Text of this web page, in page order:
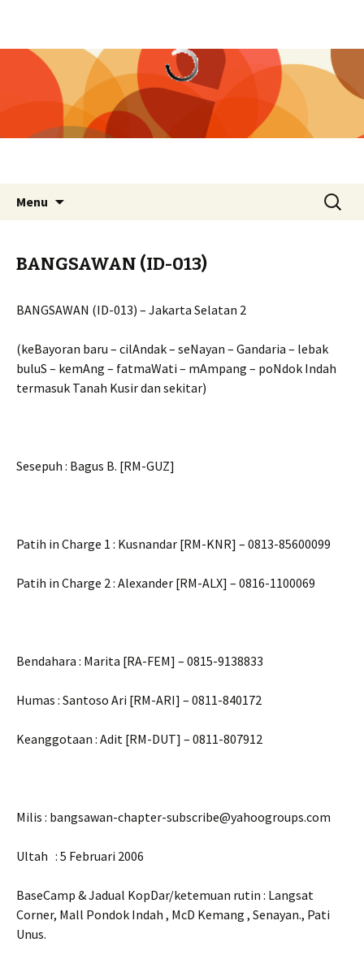
Menu
Search
for:
BANGSAWAN (ID-013)
BANGSAWAN (ID-013) – Jakarta Selatan 2
(keBayoran baru – cilAndak – seNayan – Gandaria – lebak
buluS – kemAng – fatmaWati – mAmpang – poNdok Indah
termasuk Tanah Kusir dan sekitar)
Sesepuh : Bagus B. [RM-GUZ]
Patih in Charge 1 : Kusnandar [RM-KNR] – 0813-85600099
Patih in Charge 2 : Alexander [RM-ALX] – 0816-1100069
Bendahara : Marita [RA-FEM] – 0815-9138833
Humas : Santoso Ari [RM-ARI] – 0811-840172
Keanggotaan : Adit [RM-DUT] – 0811-807912
Milis : bangsawan-chapter-subscribe@yahoogroups.com
Ultah : 5 Februari 2006
BaseCamp & Jadual KopDar/ketemuan rutin : Langsat
Corner, Mall Pondok Indah , McD Kemang , Senayan., Pati
Unus.